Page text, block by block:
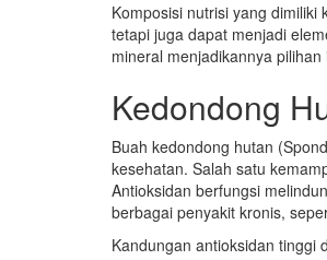
Komposisi nutrisi yang
tetapi juga dapat menjadi
mineral menjadikannya
Kedondong
Buah kedondong hutan
kesehatan. Salah satu
Antioksidan berfungsi
berbagai penyakit kronis,
Kandungan antioksidan tinggi